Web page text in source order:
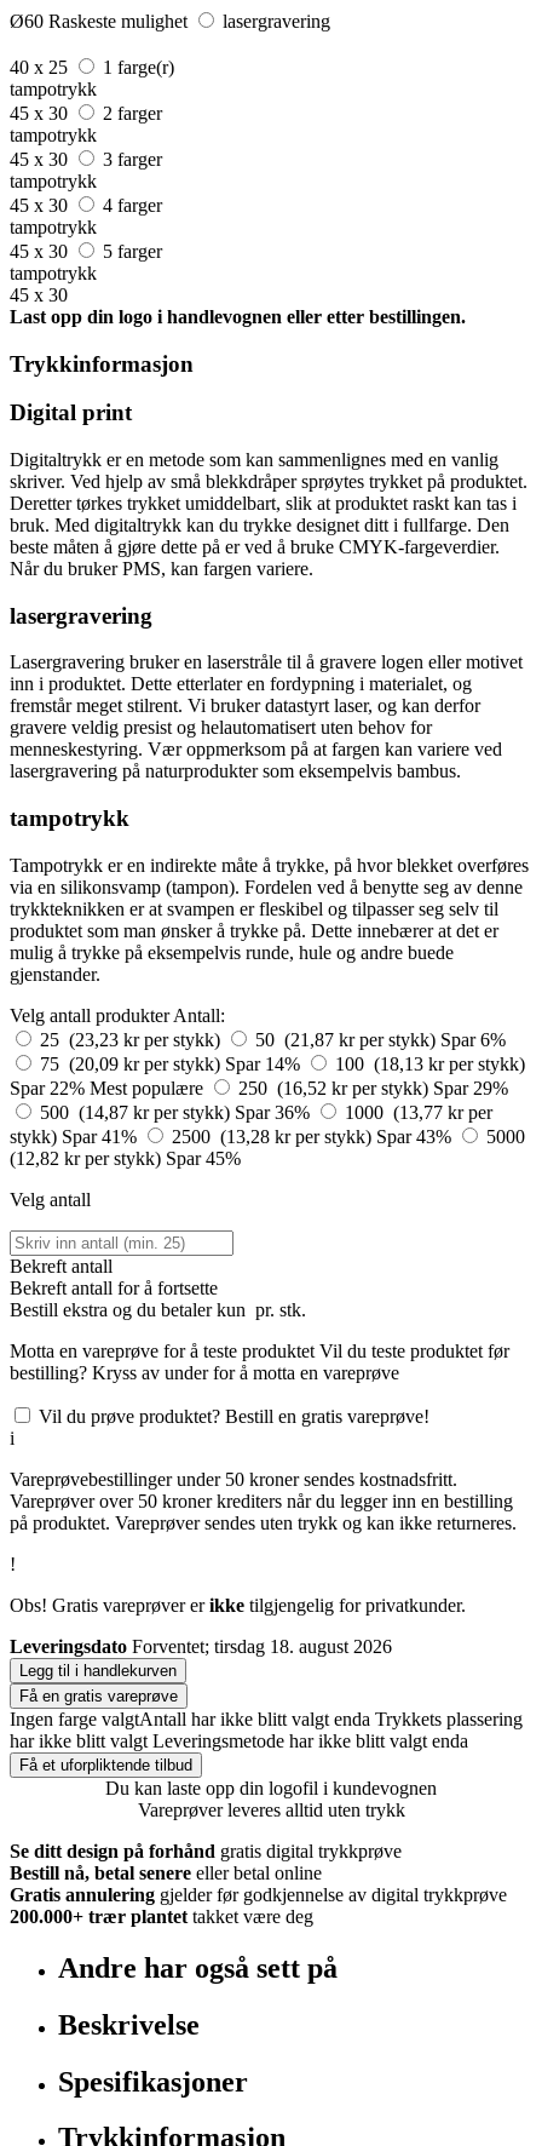
Ø60 Raskeste mulighet lasergravering
40 x 25
1 farge(r)
tampotrykk
45 x 30
2 farger
tampotrykk
45 x 30
3 farger
tampotrykk
45 x 30
4 farger
tampotrykk
45 x 30
5 farger
tampotrykk
45 x 30
Last opp din logo i handlevognen eller etter bestillingen.
Trykkinformasjon
Digital print
Digitaltrykk er en metode som kan sammenlignes med en vanlig
skriver. Ved hjelp av små blekkdråper sprøytes trykket på produktet.
Deretter tørkes trykket umiddelbart, slik at produktet raskt kan tas i
bruk. Med digitaltrykk kan du trykke designet ditt i fullfarge. Den
beste måten å gjøre dette på er ved å bruke CMYK-fargeverdier.
Når du bruker PMS, kan fargen variere.
lasergravering
Lasergravering bruker en laserstråle til å gravere logen eller motivet
inn i produktet. Dette etterlater en fordypning i materialet, og
fremstår meget stilrent. Vi bruker datastyrt laser, og kan derfor
gravere veldig presist og helautomatisert uten behov for
menneskestyring. Vær oppmerksom på at fargen kan variere ved
lasergravering på naturprodukter som eksempelvis bambus.
tampotrykk
Tampotrykk er en indirekte måte å trykke, på hvor blekket overføres
via en silikonsvamp (tampon). Fordelen ved å benytte seg av denne
trykkteknikken er at svampen er fleskibel og tilpasser seg selv til
produktet som man ønsker å trykke på. Dette innebærer at det er
mulig å trykke på eksempelvis runde, hule og andre buede
gjenstander.
Velg antall produkter Antall:
25 (23,23 kr per stykk)
50 (21,87 kr per stykk) Spar 6%
75 (20,09 kr per stykk) Spar 14%
100 (18,13 kr per stykk)
Spar 22% Mest populære 250 (16,52 kr per stykk) Spar 29%
500 (14,87 kr per stykk) Spar 36%
1000 (13,77 kr per
stykk) Spar 41% 2500 (13,28 kr per stykk) Spar 43%
5000
(12,82 kr per stykk) Spar 45%
Velg antall
Bekreft antall
Bekreft antall for å fortsette
Bestill ekstra og du betaler kun pr. stk.
Motta en vareprøve for å teste produktet Vil du teste produktet før
bestilling? Kryss av under for å motta en vareprøve
Vil du prøve produktet? Bestill en gratis vareprøve!
i
Vareprøvebestillinger under 50 kroner sendes kostnadsfritt.
Vareprøver over 50 kroner krediters når du legger inn en bestilling
på produktet. Vareprøver sendes uten trykk og kan ikke returneres.
!
Obs! Gratis vareprøver erikke tilgjengelig for privatkunder.
Leveringsdato Forventet; tirsdag 18. august 2026
Legg til i handlekurven
Få en gratis vareprøve
Ingen farge valgtAntall har ikke blitt valgt enda Trykkets plassering
har ikke blitt valgt Leveringsmetode har ikke blitt valgt enda
Få et uforpliktende tilbud
Du kan laste opp din logofil i kundevognen
Vareprøver leveres alltid uten trykk
Se ditt design på forhånd gratis digital trykkprøve
Bestill nå, betal senere eller betal online
Gratis annulering gjelder før godkjennelse av digital trykkprøve
200.000+ trær plantet takket være deg
Andre har også sett på
Beskrivelse
Spesifikasjoner
Trykkinformasjon